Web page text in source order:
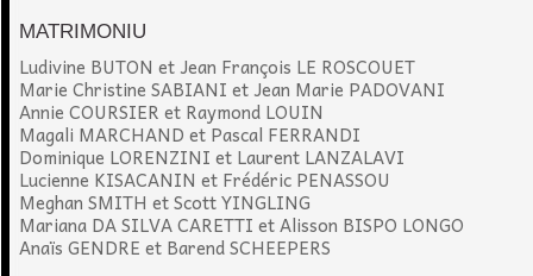
MATRIMONIU
Ludivine BUTON et Jean François LE ROSCOUET
Marie Christine SABIANI et Jean Marie PADOVANI
Annie COURSIER et Raymond LOUIN
Magali MARCHAND et Pascal FERRANDI
Dominique LORENZINI et Laurent LANZALAVI
Lucienne KISACANIN et Frédéric PENASSOU
Meghan SMITH et Scott YINGLING
Mariana DA SILVA CARETTI et Alisson BISPO LONGO
Anaïs GENDRE et Barend SCHEEPERS